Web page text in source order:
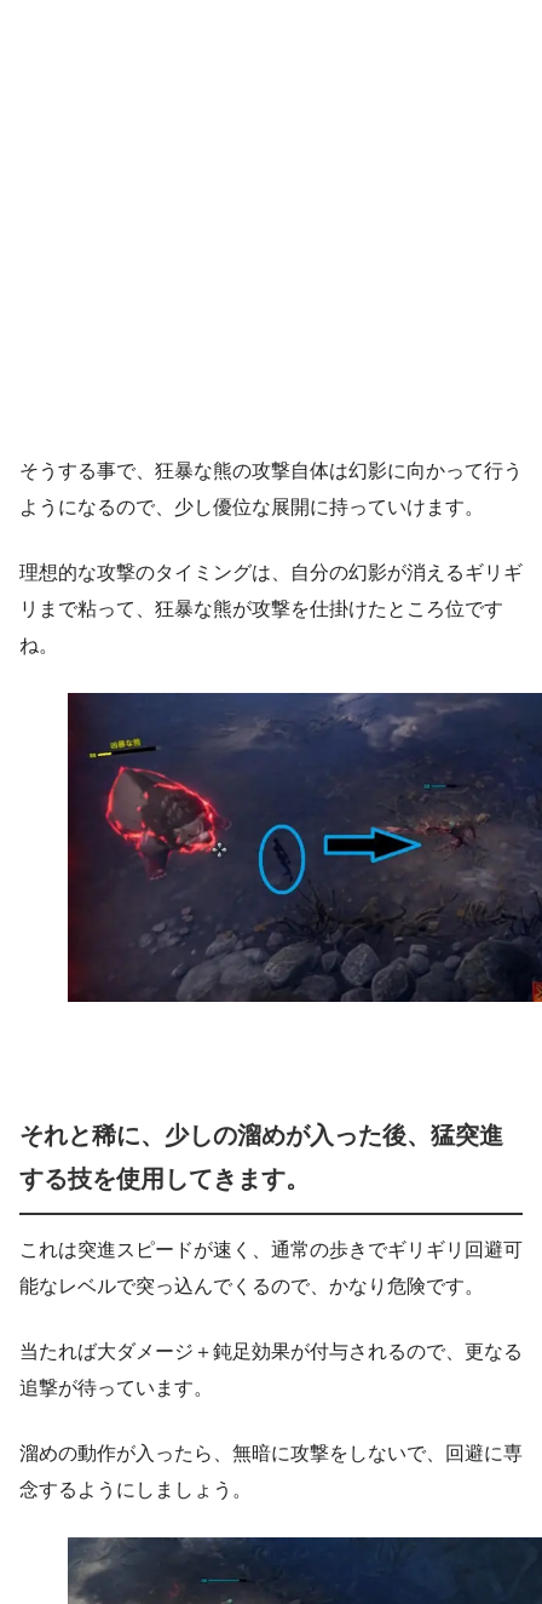
そうする事で、狂暴な熊の攻撃自体は幻影に向かって行う
ようになるので、少し優位な展開に持っていけます。
理想的な攻撃のタイミングは、自分の幻影が消えるギリギ
リまで粘って、狂暴な熊が攻撃を仕掛けたところ位です
ね。
それと稀に、少しの溜めが入った後、猛突進
する技を使用してきます。
これは突進スピードが速く、通常の歩きでギリギリ回避可
能なレベルで突っ込んでくるので、かなり危険です。
当たれば大ダメージ＋鈍足効果が付与されるので、更なる
追撃が待っています。
溜めの動作が入ったら、無暗に攻撃をしないで、回避に専
念するようにしましょう。